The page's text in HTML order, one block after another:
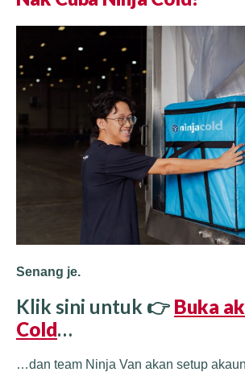
Senang je.
Klik sini untuk 👉 Buka
Cold…
…dan team Ninja Van akan setup